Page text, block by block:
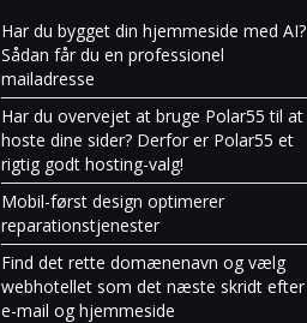
Har du bygget din hjemmeside med AI?
Sådan får du en professionel
mailadresse
Har du overvejet at bruge Polar55 til at
hoste dine sider? Derfor er Polar55 et
rigtig godt hosting-valg!
Mobil-først design optimerer
reparationstjenester
Find det rette domænenavn og vælg
webhotellet som det næste skridt efter
e-mail og hjemmeside